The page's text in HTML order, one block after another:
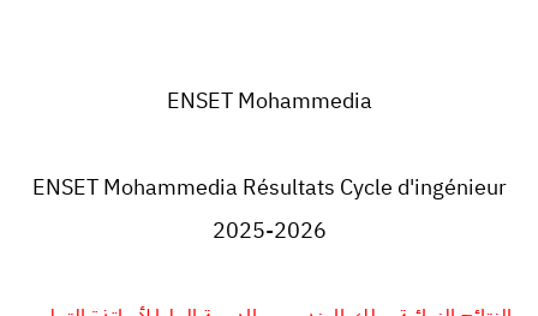
ENSET Mohammedia
ENSET Mohammedia Résultats Cycle d'ingénieur
2025-2026